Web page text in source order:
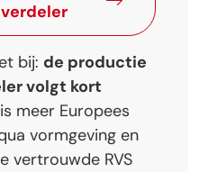
bij: de productie
volgt kort
meer Europees
vormgeving en
vertrouwde RVS